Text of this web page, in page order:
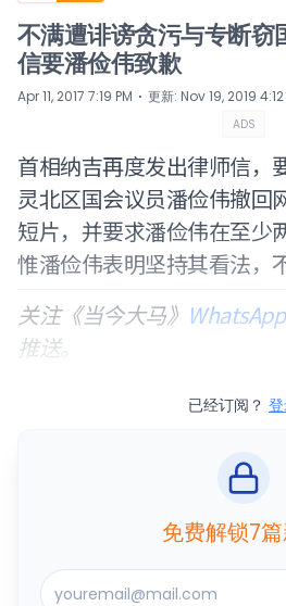
不满遭诽谤贪污与专断窃
信要潘俭伟致歉
Apr 11, 2017 7:19 PM ⋅ 更新: Nov 19, 2019
ADS
首相纳吉再度发出律师信，
灵北区国会议员潘俭伟撤回
短片，并要求潘俭伟在至少
惟潘俭伟表明坚持其看法，
关注《当今大马》
推送。
已经订阅？
免费解锁7